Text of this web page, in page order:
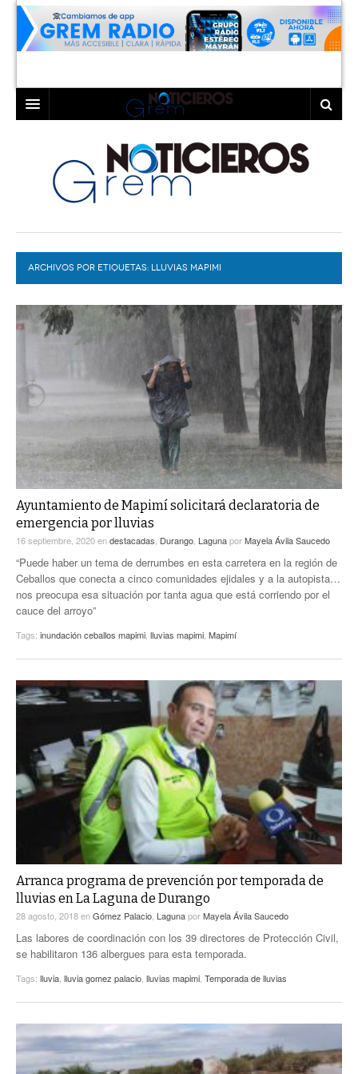
LAGUNA
TORREÓN
GÓMEZ PALACIO
LERDO
COAHUILA
DURANGO
DEPORTES
EXA
TRAYECTO LAGUNA
A MEDIA MAÑANA
A TODA LEY
ENTRE LAGUNEROS
DIÁLOGOS CON LA HISTORIA
TWEETS AND BEATS
LA MEJOR 97.1 ESTÉREO GALLITO
ACTUALIDADES GREM
PULSO
COLABORADORES
ARCHIVOS POR ETIQUETAS: LLUVIAS MAPIMI
Ayuntamiento de Mapimí solicitará declaratoria de
emergencia por lluvias
16 septiembre, 2020endestacadas Durango LagunaporMayela Ávila Saucedo
“Puede haber un tema de derrumbes en esta carretera en la región de
Ceballos que conecta a cinco comunidades ejidales y a la autopista…
nos preocupa esa situación por tanta agua que está corriendo por el
cauce del arroyo”
Tags: inundación ceballos mapimi lluvias mapimi Mapimí
Arranca programa de prevención por temporada de
lluvias en La Laguna de Durango
28 agosto, 2018enGómez Palacio LagunaporMayela Ávila Saucedo
Las labores de coordinación con los 39 directores de Protección Civil,
se habilitaron 136 albergues para esta temporada.
Tags: lluvia lluvia gomez palacio lluvias mapimi Temporada de lluvias